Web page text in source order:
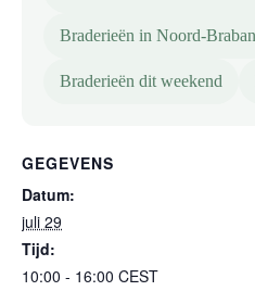
Braderieën in Noord-
Braderieën dit weekend
GEGEVENS
Datum:
juli 29
Tijd:
10:00 - 16:00 CEST